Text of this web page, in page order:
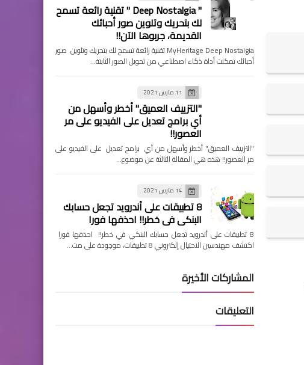
" Deep Nostalgia " تقنية رائعة تسمح
لك بتحريك وتلوين صور أحبائك
القديمة، جربوها الآن!!
MyHeritage Deep Nostalgia تقنية رائعة تسمح لك بتحريك وتلوين صور
أحبائك تمكنت أداة ذكاء اصطناعي من تحويل الصور الثابتة…
11 مارس 2021
"التزييف العميق" أخطر وأسهل من
أي برامج تعديل على الفيديو على مر
العصور!!
"التزييف العميق" أخطر وأسهل من أي برامج تعديل على الفيديو على
مر العصور!! هذه هي المقالة الثالثة عن موضوع…
14 مارس 2021
8 تطبيقات على أندرويد تجعل حسابك
البنكي في خطر!! احذفها فورا
8 تطبيقات على أندرويد تجعل حسابك البنكي في خطر!! احذفها فورا
اكتشف مهندسين الاحتيال إلكتروني 8 تطبيقات، موجودة على مت…
المشاركات الأخيرة
التعليقات